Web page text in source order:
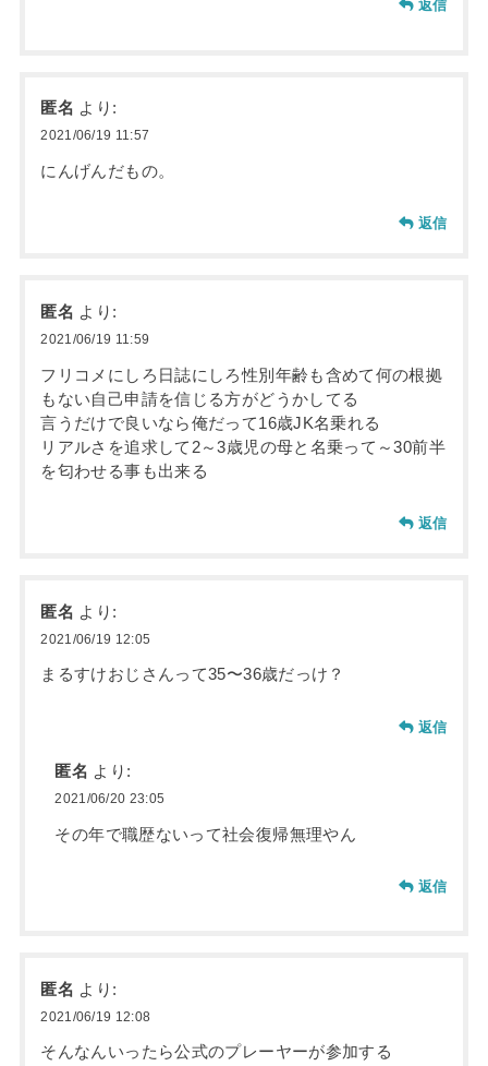
返信
匿名 より:
2021/06/19 11:57
にんげんだもの。
返信
匿名 より:
2021/06/19 11:59
フリコメにしろ日誌にしろ性別年齢も含めて何の根拠
もない自己申請を信じる方がどうかしてる
言うだけで良いなら俺だって16歳JK名乗れる
リアルさを追求して2～3歳児の母と名乗って～30前半
を匂わせる事も出来る
返信
匿名 より:
2021/06/19 12:05
まるすけおじさんって35〜36歳だっけ？
返信
匿名 より:
2021/06/20 23:05
その年で職歴ないって社会復帰無理やん
返信
匿名 より:
2021/06/19 12:08
そんなんいったら公式のプレーヤーが参加する